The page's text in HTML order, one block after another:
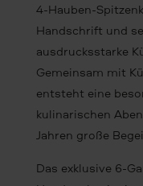
4-Hauben-
Handschrift und
ausdrucksstarke
Gemeinsam mit
entsteht eine
kulinarischen
Jahren große
Das exklusive 6-